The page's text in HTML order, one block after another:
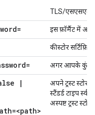
TLS/एसएसएल
इस फ़ॉर्मैट में
कीस्टोर
अगर आपके कुंजी
|
अपने ट्रस्ट
स्टैंडर्ड टाइप
अस्पष्ट ट्रस्ट